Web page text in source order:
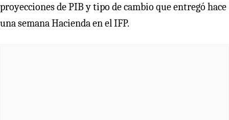
proyecciones de PIB y tipo de cambio que entregó hace
una semana Hacienda en el IFP.